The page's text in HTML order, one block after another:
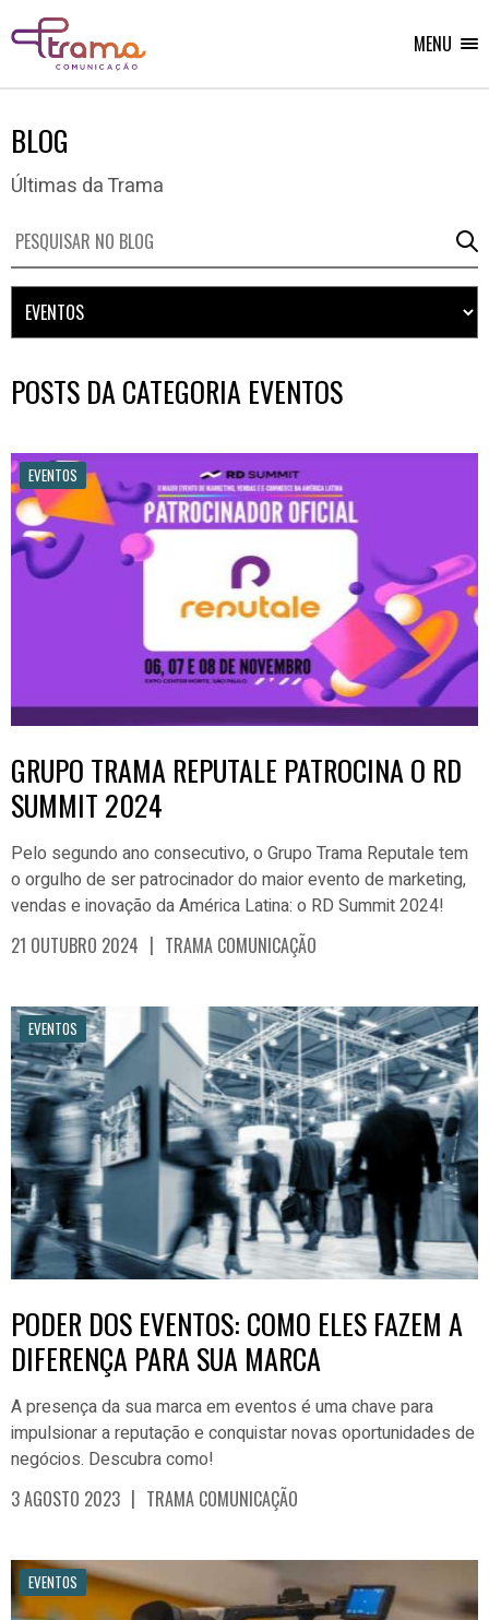
para
site
para
conteúdo
site
MENU
BLOG
Últimas da Trama
Pesquise
Blog
POSTS DA CATEGORIA EVENTOS
EVENTOS
GRUPO TRAMA REPUTALE PATROCINA O RD
SUMMIT 2024
Pelo segundo ano consecutivo, o Grupo Trama Reputale tem
o orgulho de ser patrocinador do maior evento de marketing,
vendas e inovação da América Latina: o RD Summit 2024!
21 OUTUBRO 2024 | TRAMA COMUNICAÇÃO
EVENTOS
PODER DOS EVENTOS: COMO ELES FAZEM A
DIFERENÇA PARA SUA MARCA
A presença da sua marca em eventos é uma chave para
impulsionar a reputação e conquistar novas oportunidades de
negócios. Descubra como!
3 AGOSTO 2023 | TRAMA COMUNICAÇÃO
EVENTOS